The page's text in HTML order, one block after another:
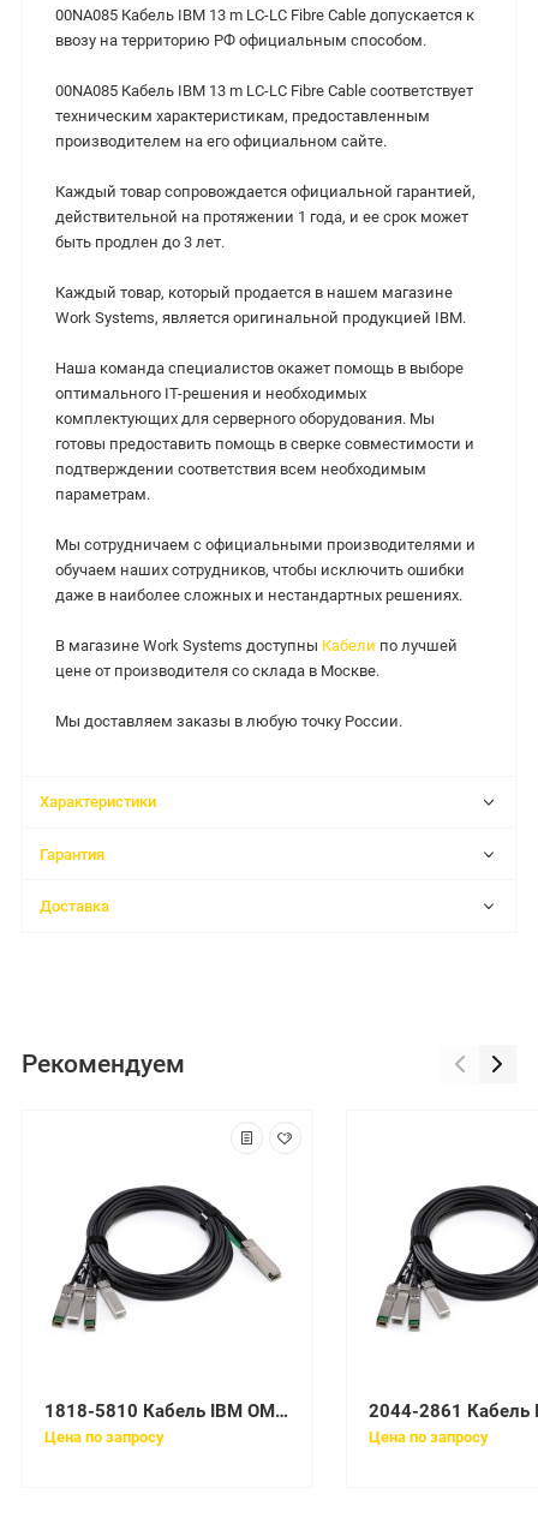
00NA085 Кабель IBM 13 m LC-LC Fibre Cable допускается к
ввозу на территорию РФ официальным способом.
00NA085 Кабель IBM 13 m LC-LC Fibre Cable cоответствует
техническим характеристикам, предоставленным
производителем на его официальном сайте.
Каждый товар сопровождается официальной гарантией,
действительной на протяжении 1 года, и ее срок может
быть продлен до 3 лет.
Каждый товар, который продается в нашем магазине
Work Systems, является оригинальной продукцией IBM.
Наша команда специалистов окажет помощь в выборе
оптимального IT-решения и необходимых
комплектующих для серверного оборудования. Мы
готовы предоставить помощь в сверке совместимости и
подтверждении соответствия всем необходимым
параметрам.
Мы сотрудничаем с официальными производителями и
обучаем наших сотрудников, чтобы исключить ошибки
даже в наиболее сложных и нестандартных решениях.
В магазине Work Systems доступны Кабели по лучшей
цене от производителя со склада в Москве.
Мы доставляем заказы в любую точку России.
Характеристики
Гарантия
Доставка
Рекомендуем
1818-5810 Кабель IBM OM3 FIBER OPT. CBL LC LC 10M
Цена по запросу Цена по запросу